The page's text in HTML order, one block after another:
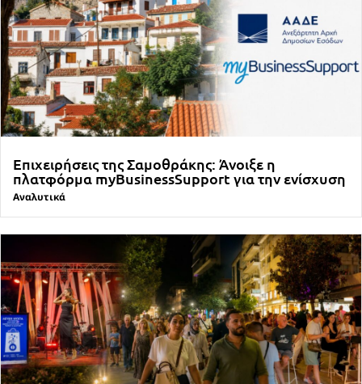
Επιχειρήσεις της Σαμοθράκης: Άνοιξε η
πλατφόρμα myBusinessSupport για την ενίσχυση
Αναλυτικά